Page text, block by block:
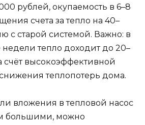
рублей, окупаемость в 6–8
счета за тепло на 40–
с старой системой. Важно: в
тепло доходит до 20–
счёт высокоэффективной
теплопотерь дома.
вложения в тепловой насос
большими, можно